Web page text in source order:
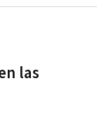
las